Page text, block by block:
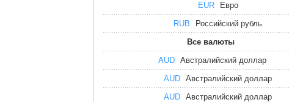
EUR Евро
RUB Российский рубль
Все валюты
AUD Австралийский доллар
AUD Австралийский доллар
AUD Австралийский доллар